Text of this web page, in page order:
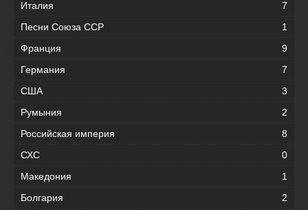
Италия
7
Песни Союза ССР
1
Франция
9
Германия
7
США
3
Румыния
2
Российская империя
8
СХС
0
Македония
1
Болгария
2